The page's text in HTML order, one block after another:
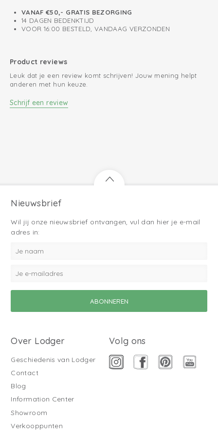
86/98.
VANAF €50,- GRATIS BEZORGING
14 DAGEN BEDENKTIJD
VOOR 16:00 BESTELD, VANDAAG VERZONDEN
Product reviews
Leuk dat je een review komt schrijven! Jouw mening helpt
anderen met hun keuze.
Schrijf een review
Nieuwsbrief
Wil jij onze nieuwsbrief ontvangen, vul dan hier je e-mail
adres in:
Over Lodger
Geschiedenis van Lodger
Contact
Blog
Information Center
Showroom
Verkooppunten
Volg ons